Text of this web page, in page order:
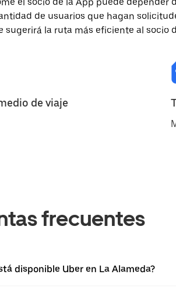
de usuarios que hagan
sugerirá la ruta más eficiente al socio
de viaje
frecuentes
disponible Uber en La Alameda?